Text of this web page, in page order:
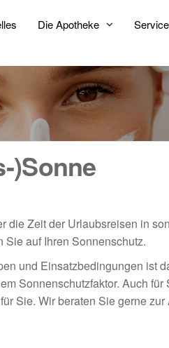
Die Apotheke
)Sonne
Zeit der Urlaubsreisen in
auf Ihren Sonnenschutz.
und Einsatzbedingungen ist
Sonnenschutzfaktor. Auch
Sie. Wir beraten Sie gerne zur